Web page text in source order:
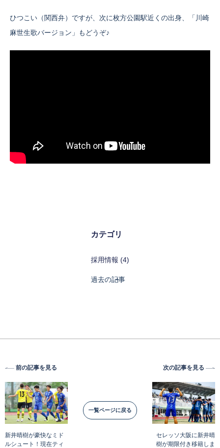
ひつこい（関西弁）ですが、次に枚方公園駅近くの出身、「川崎
麻世生歌バージョン」もどうぞ♪
カテゴリ
採用情報 (4)
過去の記事
前の記事を見る
新井晴樹が豪快なミド
ルシュート！現在ティ
一覧ページに戻る
次の記事を見る
セレッソ大阪に新井晴
樹が期限付き移籍しま